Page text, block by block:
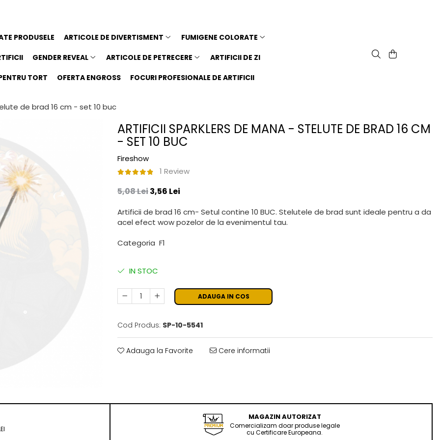
PRODUSELE ARTICOLE DE DIVERTISMENT FUMIGENE COLORATE
GENDER REVEAL ARTICOLE DE PETRECERE ARTIFICII DE ZI
TORT OFERTA ENGROSS FOCURI PROFESIONALE DE ARTIFICII
de brad 16 cm - set 10 buc
ARTIFICII SPARKLERS DE MANA - STELUTE DE BRAD 16 CM
- SET 10 BUC
Fireshow
1 Review
5,08 Lei3,56 Lei
Artificii de brad 16 cm- Setul contine 10 BUC. Stelutele de brad sunt ideale pentru a da
acel efect wow pozelor de la evenimentul tau.
Categoria F1
IN STOC
ADAUGA IN COS
Cod Produs: SP-10-5541
Adauga la Favorite Cere informatii
MAGAZIN AUTORIZAT
Comercializam doar produse legale
cu Certificare Europeana.